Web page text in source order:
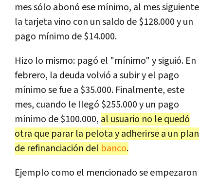
mes sólo abonó ese mínimo, al mes siguiente
la tarjeta vino con un saldo de $128.000 y un
pago mínimo de $14.000.
Hizo lo mismo: pagó el "mínimo" y siguió. En
febrero, la deuda volvió a subir y el pago
mínimo se fue a $35.000. Finalmente, este
mes, cuando le llegó $255.000 y un pago
mínimo de $100.000, al usuario no le quedó
otra que parar la pelota y adherirse a un plan
de refinanciación del banco.
Ejemplo como el mencionado se empezaron